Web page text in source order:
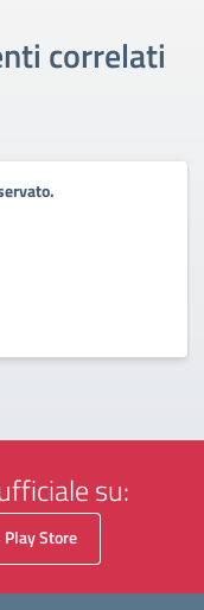
correlati
su:
Play Store